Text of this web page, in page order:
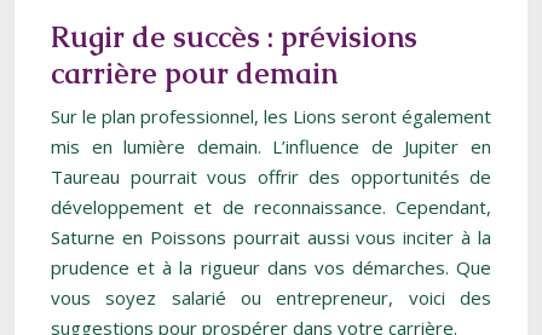
Rugir de succès : prévisions
carrière pour demain
Sur le plan professionnel, les Lions seront également
mis en lumière demain. L’influence de Jupiter en
Taureau pourrait vous offrir des opportunités de
développement et de reconnaissance. Cependant,
Saturne en Poissons pourrait aussi vous inciter à la
prudence et à la rigueur dans vos démarches. Que
vous soyez salarié ou entrepreneur, voici des
suggestions pour prospérer dans votre carrière.